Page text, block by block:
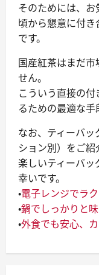
そのためには、
頃から懇意に付
です。
国産紅茶はまだ
せん。
こういう直接の
るための最適な手
なお、ティーバ
ション別）をご紹
楽しいティーバ
幸いです。
・電子レンジでラ
・鍋でしっかりと
・外食でも安心、